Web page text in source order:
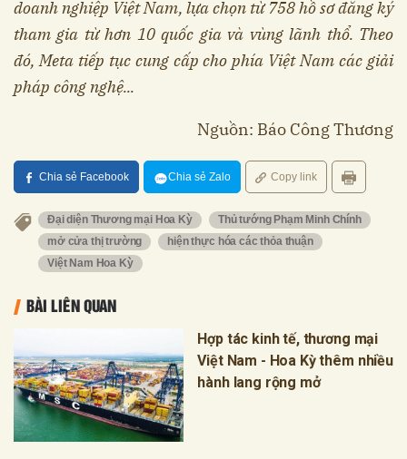
doanh nghiệp Việt Nam, lựa chọn từ 758 hồ sơ đăng ký
tham gia từ hơn 10 quốc gia và vùng lãnh thổ. Theo
đó, Meta tiếp tục cung cấp cho phía Việt Nam các giải
pháp công nghệ...
Nguồn: Báo Công Thương
Chia sẻ Facebook Chia sẻ Zalo Copy link
Đại diện Thương mại Hoa Kỳ
Thủ tướng Phạm Minh Chính
mở cửa thị trường
hiện thực hóa các thỏa thuận
Việt Nam Hoa Kỳ
BÀI LIÊN QUAN
Hợp tác kinh tế, thương mại
Việt Nam - Hoa Kỳ thêm nhiều
hành lang rộng mở